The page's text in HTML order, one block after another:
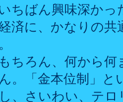
ちばん興味深かっ
済に、かなりの
ちろん、何から何
。「金本位制」と
、さいわい、テ